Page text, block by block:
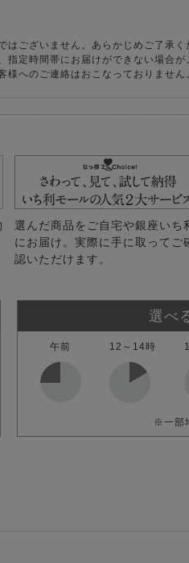
はございません。あらかじめご了承く
指定時間帯にお届けができない場合
様へのご連絡はおこなっておりません
選んだ商品をご自宅や銀座いち
にお届け。実際に手に取ってご
認いただけます。
選べ
午前 12～14時
※一部